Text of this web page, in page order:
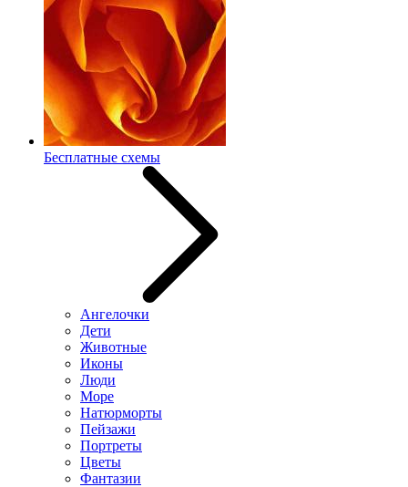
Бесплатные схемы
Ангелочки
Дети
Животные
Иконы
Люди
Море
Натюрморты
Пейзажи
Портреты
Цветы
Фантазии